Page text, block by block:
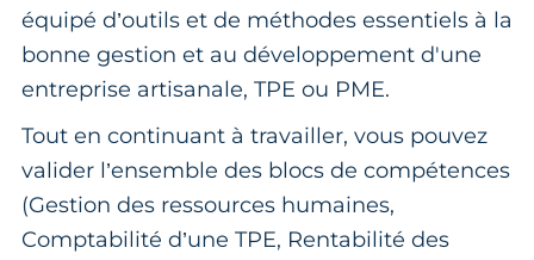
équipé d’outils et de méthodes essentiels à la
bonne gestion et au développement d'une
entreprise artisanale, TPE ou PME.
Tout en continuant à travailler, vous pouvez
valider l’ensemble des blocs de compétences
(Gestion des ressources humaines,
Comptabilité d’une TPE, Rentabilité des